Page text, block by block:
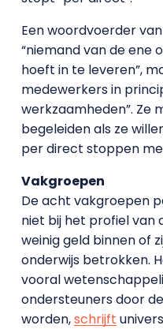
Een woordvoerder
“niemand van de ene
hoeft in te leveren”,
medewerkers in
werkzaamheden”. Ze
begeleiden als ze
per direct stoppen
Vakgroepen
De acht vakgroepen
niet bij het profiel van
weinig geld binnen of
onderwijs betrokken.
vooral
ondersteuners door
worden,schrijft